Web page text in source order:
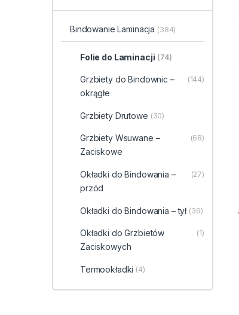
Bindowanie Laminacja (384)
Folie do Laminacji (74)
Grzbiety do Bindownic –
okrągłe
(144)
Grzbiety Drutowe (30)
Grzbiety Wsuwane –
Zaciskowe
(68)
Okładki do Bindowania –
przód
(27)
Okładki do Bindowania – tył (36)
Okładki do Grzbietów
Zaciskowych
(1)
Termookładki (4)